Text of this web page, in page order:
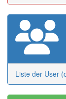
Liste der User